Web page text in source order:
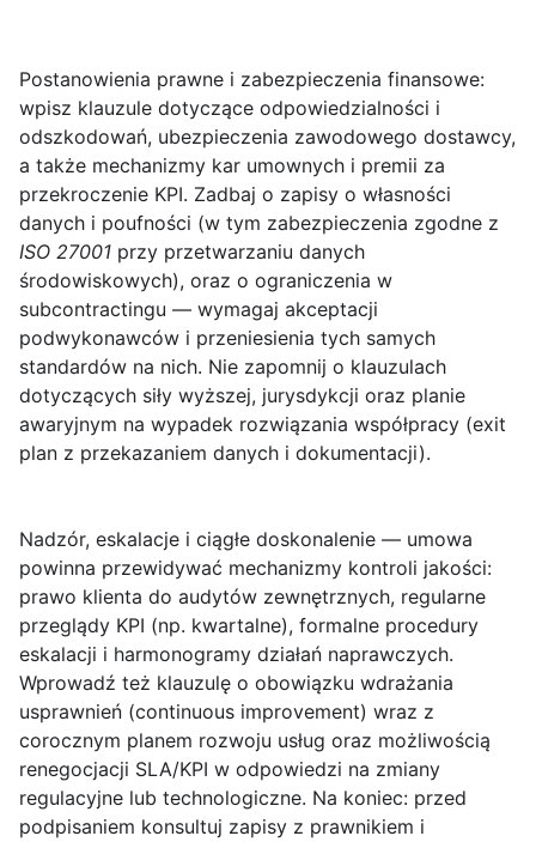
Postanowienia prawne i zabezpieczenia finansowe:
wpisz klauzule dotyczące odpowiedzialności i
odszkodowań, ubezpieczenia zawodowego dostawcy,
a także mechanizmy kar umownych i premii za
przekroczenie KPI. Zadbaj o zapisy o własności
danych i poufności (w tym zabezpieczenia zgodne z
ISO 27001 przy przetwarzaniu danych
środowiskowych), oraz o ograniczenia w
subcontractingu — wymagaj akceptacji
podwykonawców i przeniesienia tych samych
standardów na nich. Nie zapomnij o klauzulach
dotyczących siły wyższej, jurysdykcji oraz planie
awaryjnym na wypadek rozwiązania współpracy (exit
plan z przekazaniem danych i dokumentacji).
Nadzór, eskalacje i ciągłe doskonalenie — umowa
powinna przewidywać mechanizmy kontroli jakości:
prawo klienta do audytów zewnętrznych, regularne
przeglądy KPI (np. kwartalne), formalne procedury
eskalacji i harmonogramy działań naprawczych.
Wprowadź też klauzulę o obowiązku wdrażania
usprawnień (continuous improvement) wraz z
corocznym planem rozwoju usług oraz możliwością
renegocjacji SLA/KPI w odpowiedzi na zmiany
regulacyjne lub technologiczne. Na koniec: przed
podpisaniem konsultuj zapisy z prawnikiem i